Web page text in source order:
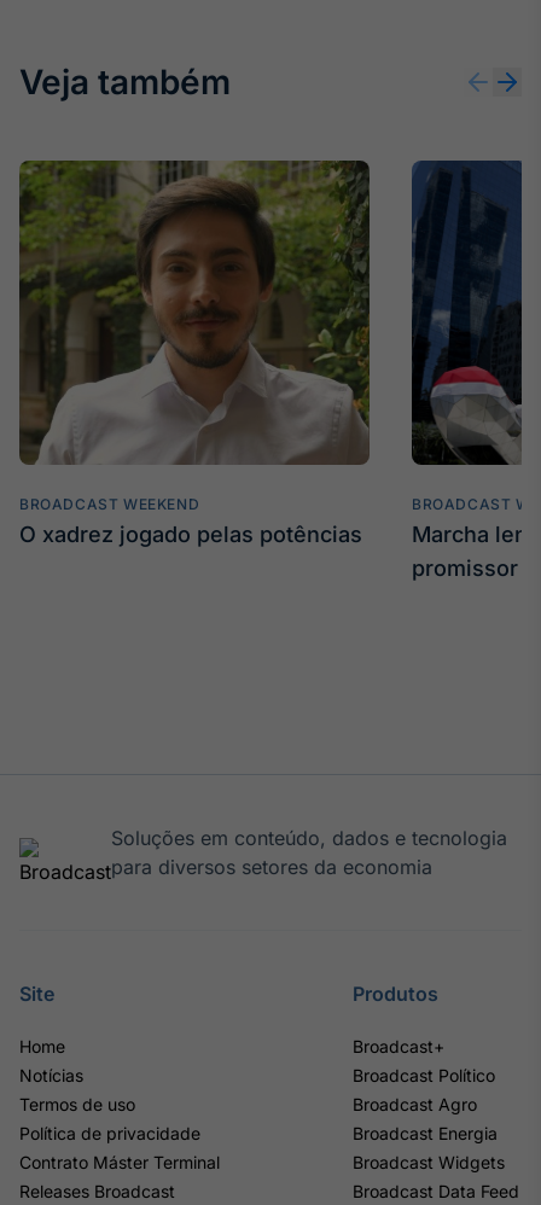
Veja também
BROADCAST WEEKEND
O xadrez jogado pelas potências
BROADCAST
Marcha
promissor
Soluções em conteúdo, dados e tecnologia
para diversos setores da economia
Site
Home
Notícias
Termos de uso
Política de privacidade
Contrato Máster Terminal
Releases Broadcast
Produtos
Broadcast+
Broadcast Político
Broadcast Agro
Broadcast Energia
Broadcast Widgets
Broadcast Data Feed